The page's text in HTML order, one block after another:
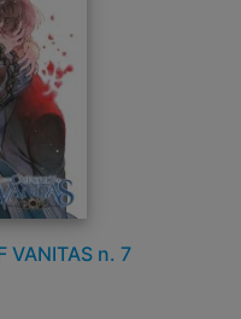
VANITAS n. 7